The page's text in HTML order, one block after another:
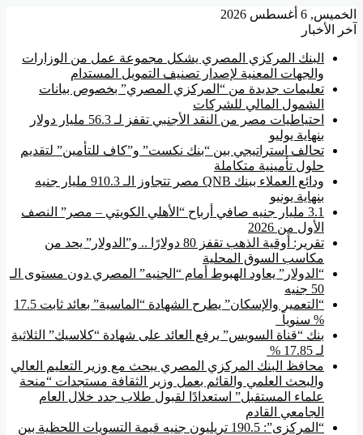
الخميس, 6 أغسطس 2026
آخر الأخبار
البنك المركزي المصري يشكل مجموعة عمل من الوزارات
والجهات المعنية لإصدار تصنيف التمويل المستدام
تعليمات جديدة من “المركزي المصري” بخصوص بيانات
الشمول المالي للشركات
احتياطيات مصر من النقد الأجنبي تقفز لـ 56.3 مليار دولار
بنهاية يوليو
تحالف استراتيجي بين “بنك نكست” و”كاف للتأمين” لتقديم
حلول تأمينية متكاملة
ودائع العملاء ببنك QNB مصر تتجاوز الـ 910.3 مليار جنيه
بنهاية يونيو
3.1 مليار جنيه صافي أرباح “الأهلي الكويتي – مصر” النصف
الأول من 2026
تقرير: أوقية الذهب تقفز 80 دولارًا .. و”الدولار” يحد من
مكاسب السوق المحلية
“الدولار” يعاود الهبوط أمام “الجنيه” المصري دون مستوى الـ
50 جنيه
“التعمير والإسكان” يطرح الشهادة “الماسية” بعائد ثابت 17.5
% سنوياً
بنك “قناة السويس” يرفع العائد على شهادة “كلاسيك” الثلاثية
لـ 17.85 %
محافظ البنك المركزي المصري يبحث مع وزير التعليم العالي
والبحث العلمي والقائم بعمل وزير الثقافة مستجدات “منحة
علماء المستقبل” استعدادًا لقبول طلاب جدد خلال العام
الجامعي القادم
“المركزى”: 190.5 تريليون جنيه قيمة التسويات اللحظية بين